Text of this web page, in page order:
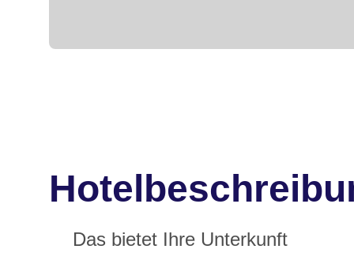
Das bietet Ihre Unterkunft